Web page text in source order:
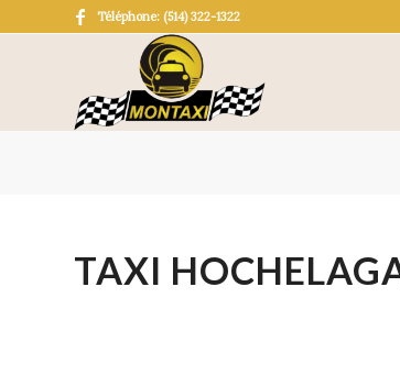
Téléphone: (514) 322-1322
TAXI